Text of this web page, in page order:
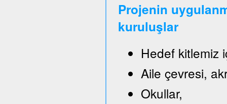
Projenin
kuruluşlar
Hedef kitlemiz
Aile çevresi,
Okullar,